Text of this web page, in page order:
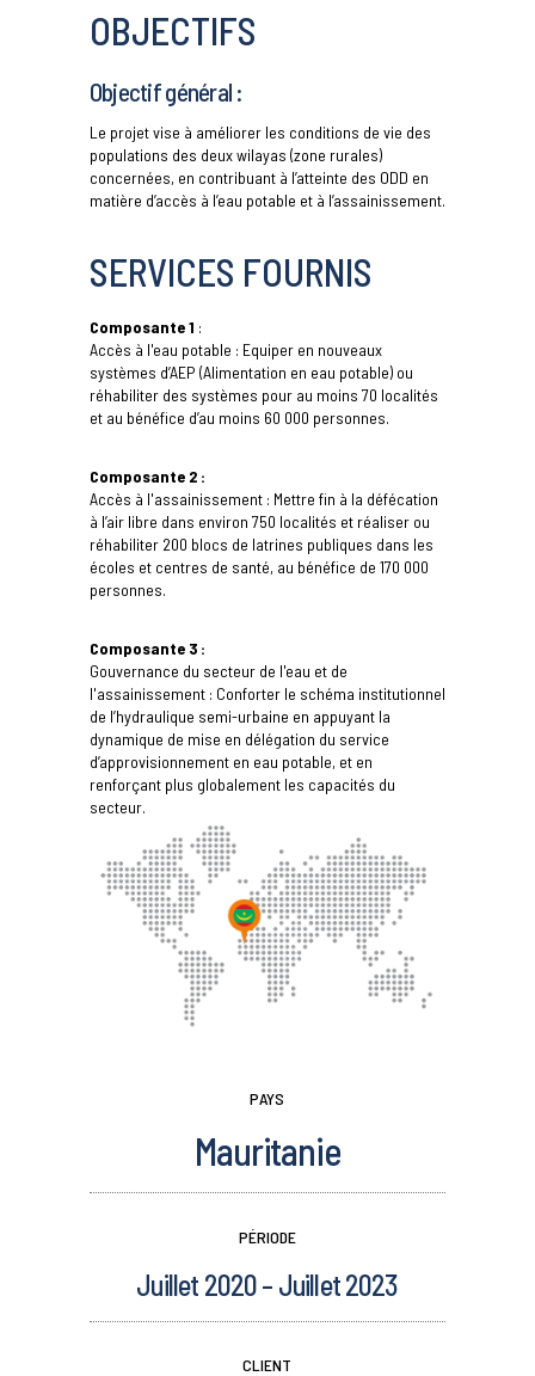
OBJECTIFS
Objectif général :
Le projet vise à améliorer les conditions de vie des
populations des deux wilayas (zone rurales)
concernées, en contribuant à l’atteinte des ODD en
matière d’accès à l’eau potable et à l’assainissement.
SERVICES FOURNIS
Composante 1 :
Accès à l'eau potable : Equiper en nouveaux
systèmes d’AEP (Alimentation en eau potable) ou
réhabiliter des systèmes pour au moins 70 localités
et au bénéfice d’au moins 60 000 personnes.
Composante 2 :
Accès à l'assainissement : Mettre fin à la défécation
à l’air libre dans environ 750 localités et réaliser ou
réhabiliter 200 blocs de latrines publiques dans les
écoles et centres de santé, au bénéfice de 170 000
personnes.
Composante 3 :
Gouvernance du secteur de l'eau et de
l'assainissement : Conforter le schéma institutionnel
de l’hydraulique semi-urbaine en appuyant la
dynamique de mise en délégation du service
d’approvisionnement en eau potable, et en
renforçant plus globalement les capacités du
secteur.
PAYS
Mauritanie
PÉRIODE
Juillet 2020 – Juillet 2023
CLIENT